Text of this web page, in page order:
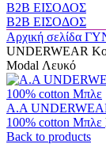
B2B ΕΙΣΟΔΟΣ
B2B ΕΙΣΟΔΟΣ
Αρχική σελίδα
UNDERWEAR
Modal Λευκό
A.A
100% cotton Μπλε
Back to products